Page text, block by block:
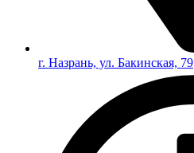
г. Назрань, ул. Бакинская, 79